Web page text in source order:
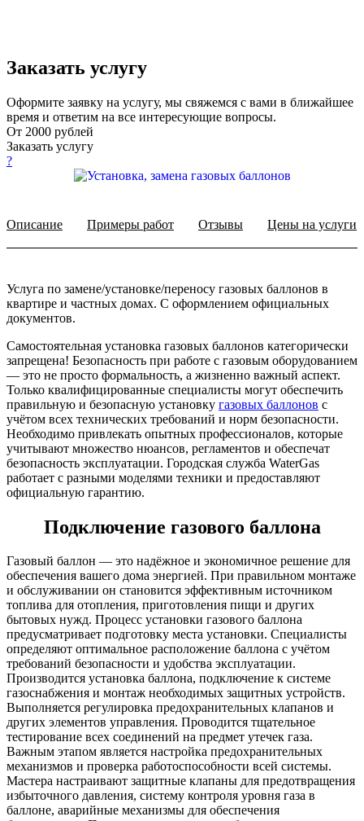
Заказать услугу
Оформите заявку на услугу, мы свяжемся с вами в ближайшее
время и ответим на все интересующие вопросы.
От 2000 рублей
Заказать услугу
?
Описание Примеры работ Отзывы Цены на услуги
Услуга по замене/установке/переносу газовых баллонов в
квартире и частных домах. С оформлением официальных
документов.
Самостоятельная установка газовых баллонов категорически
запрещена! Безопасность при работе с газовым оборудованием
— это не просто формальность, а жизненно важный аспект.
Только квалифицированные специалисты могут обеспечить
правильную и безопасную установку газовых баллонов с
учётом всех технических требований и норм безопасности.
Необходимо привлекать опытных профессионалов, которые
учитывают множество нюансов, регламентов и обеспечат
безопасность эксплуатации. Городская служба WaterGas
работает с разными моделями техники и предоставляют
официальную гарантию.
Подключение газового баллона
Газовый баллон — это надёжное и экономичное решение для
обеспечения вашего дома энергией. При правильном монтаже
и обслуживании он становится эффективным источником
топлива для отопления, приготовления пищи и других
бытовых нужд. Процесс установки газового баллона
предусматривает подготовку места установки. Специалисты
определяют оптимальное расположение баллона с учётом
требований безопасности и удобства эксплуатации.
Производится установка баллона, подключение к системе
газоснабжения и монтаж необходимых защитных устройств.
Выполняется регулировка предохранительных клапанов и
других элементов управления. Проводится тщательное
тестирование всех соединений на предмет утечек газа.
Важным этапом является настройка предохранительных
механизмов и проверка работоспособности всей системы.
Мастера настраивают защитные клапаны для предотвращения
избыточного давления, систему контроля уровня газа в
баллоне, аварийные механизмы для обеспечения